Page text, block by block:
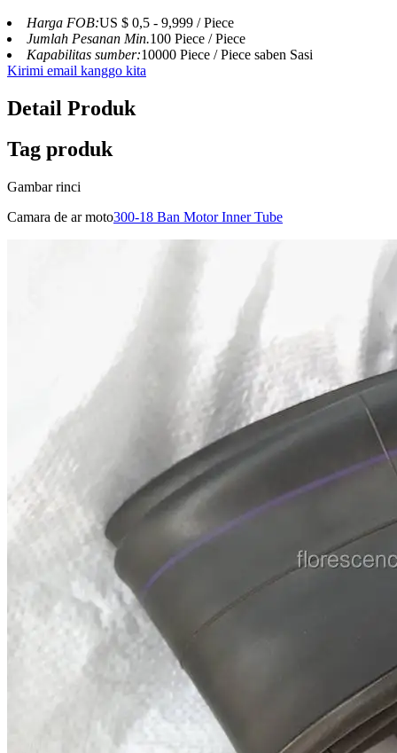
Harga FOB:US $ 0,5 - 9,999 / Piece
Jumlah Pesanan Min.100 Piece / Piece
Kapabilitas sumber:10000 Piece / Piece saben Sasi
Kirimi email kanggo kita
Detail Produk
Tag produk
Gambar rinci
Camara de ar moto300-18 Ban Motor Inner Tube